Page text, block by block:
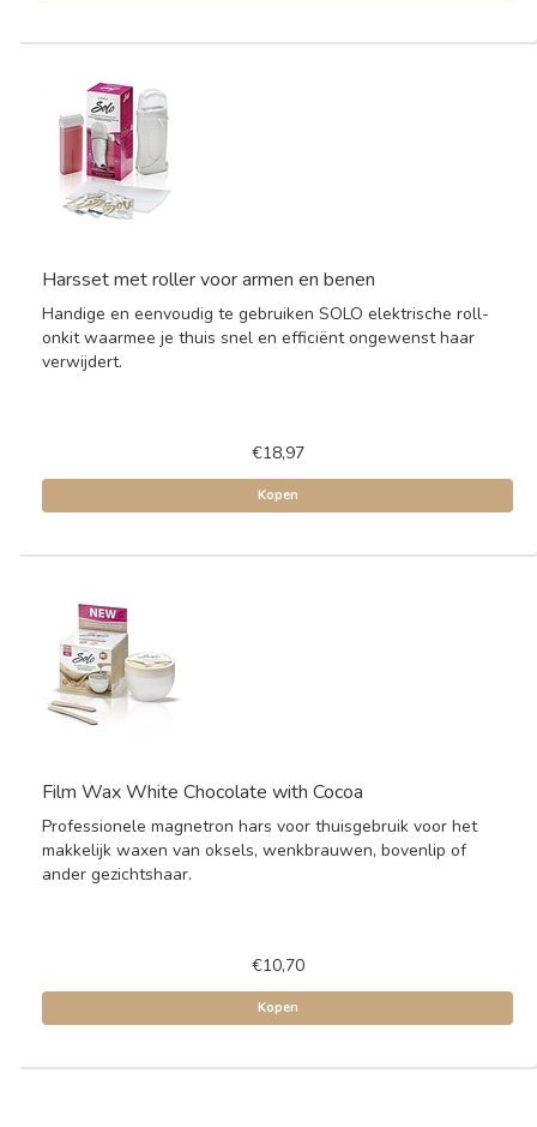
Harsset met roller voor armen en benen
Handige en eenvoudig te gebruiken SOLO elektrische roll-
onkit waarmee je thuis snel en efficiënt ongewenst haar
verwijdert.
€18,97
Kopen
Film Wax White Chocolate with Cocoa
Professionele magnetron hars voor thuisgebruik voor het
makkelijk waxen van oksels, wenkbrauwen, bovenlip of
ander gezichtshaar.
€10,70
Kopen